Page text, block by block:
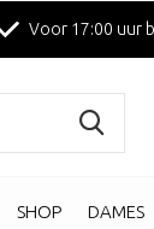
SHOP DAMES
Voor 17:00 uur